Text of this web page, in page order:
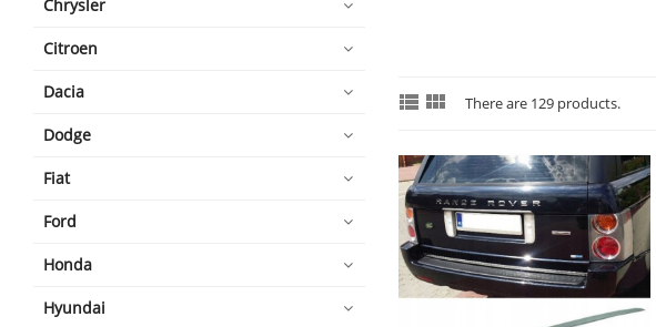
Chrysler
Citroen
Dacia
Dodge
Fiat
Ford
Honda
Hyundai
  There are 129 products.